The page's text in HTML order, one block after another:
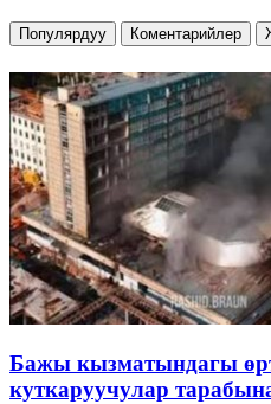
Популярдуу Коментарийлер
Бажы кызматындагы
куткаруучулар